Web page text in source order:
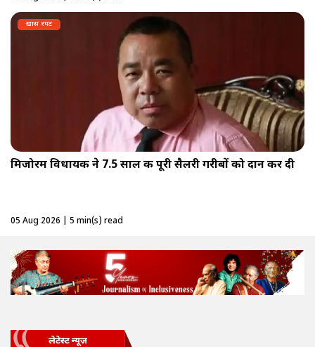
ख़ास रपट
मिजोरम विधायक ने 7.5 साल की पूरी सैलरी गरीबों को दान कर दी
05 Aug 2026 | 5 min(s) read
लेटेस्ट न्यूज़